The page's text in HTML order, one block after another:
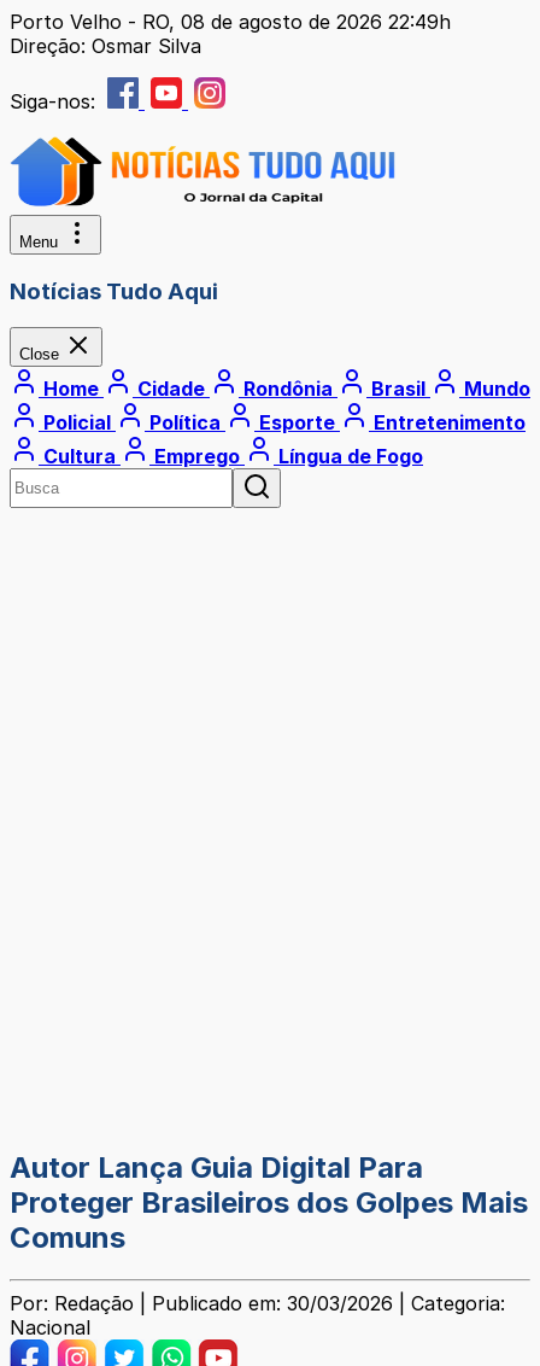
Porto Velho - RO, 08 de agosto de 2026 22:49h
Direção: Osmar Silva
Siga-nos:
Menu
Notícias Tudo Aqui
Close
Home Cidade Rondônia Brasil
Mundo
Policial
Política Esporte
Entretenimento
Cultura
Emprego Língua de Fogo
Autor Lança Guia Digital Para
Proteger Brasileiros dos Golpes Mais
Comuns
Por: Redação | Publicado em: 30/03/2026 | Categoria:
Nacional